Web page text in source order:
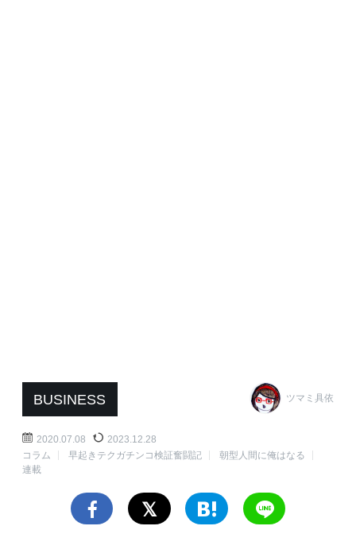
BUSINESS ツマミ具依
2020.07.08
2023.12.28
コラム
早起きテクガチンコ検証奮闘記
朝型人間に俺はなる
連載